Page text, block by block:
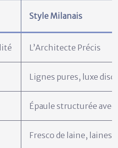
Style Milanais
L’Architecte Précis
Lignes pures, luxe
Épaule structurée avec
Fresco de laine, laines